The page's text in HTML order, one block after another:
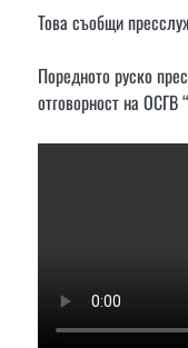
Това съобщи
Поредното руско
отговорност на ОСГВ